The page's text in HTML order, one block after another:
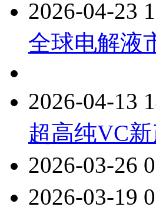
2026-04-23
全球电解液
2026-04-13
超高纯VC
2026-03-26
2026-03-19